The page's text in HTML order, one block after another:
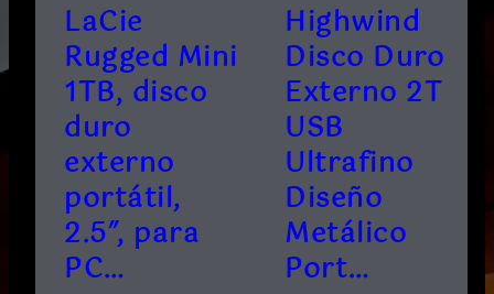
LaCie
Rugged Mini
1TB, disco
duro
externo
portátil,
2.5″, para
PC…
Highwind
Disco Duro
Externo 2T
USB
Ultrafino
Diseño
Metálico
Port…